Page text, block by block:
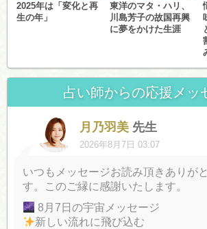
2025年は「変化と再
生の年」
東洋のマタ・ハリ、
川島芳子の故国再興
に夢をかけた生涯
占い師からの応援メッ
月乃羽美 先生
2026年8月7日 03:07
いつもメッセージお読み頂きありが
す。このご縁に感謝いたします。
8月7日の宇宙メッセージ
新しい流れに飛び込む